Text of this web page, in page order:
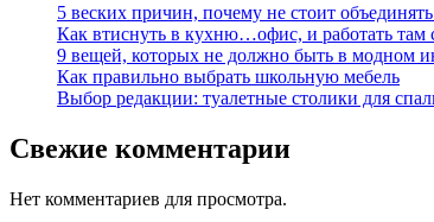
5 веских причин, почему не стоит
Как втиснуть в кухню…офис, и работать там
9 вещей, которых не должно быть в модном
Как правильно выбрать школьную мебель
Выбор редакции: туалетные столики для
Свежие комментарии
Нет комментариев для просмотра.